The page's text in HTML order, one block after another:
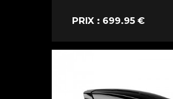
PRIX : 699.95 €